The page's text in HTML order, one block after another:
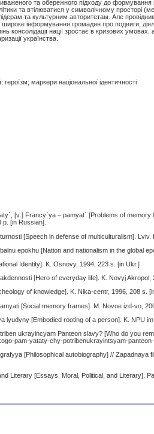
та обережного підходу до
та втілюватися у символічному
та культурним авторитетам. Але
інформування громадян про подвиги,
консолідації нації зростає в кризових
українства.
героїзм; маркери національної ідентичності
[v:] Francy`ya – pamyat` [Problems of
p. [in Russian].
[Speech in defense of multiculturalism].
epokhu [Nation and nationalism in the global
Identity]. K. Osnovy, 1994, 223 s. [in Ukr.]
[Hero of everyday life]. K. Novyj Akropol,
of knowledge]. K. Nika-centr, 1996, 208 s.
[Social memory frames]. M. Novoe izd-vo,
lyudyny [Embodied rooting of a person]. K. NPU
ukrayincyam Panteon slavy? [Who do you
pam-yataty-chy-potribenukrayintsyam-
[Philosophical autobiography] //
Literary [Essays, Moral, Political, and Literary].